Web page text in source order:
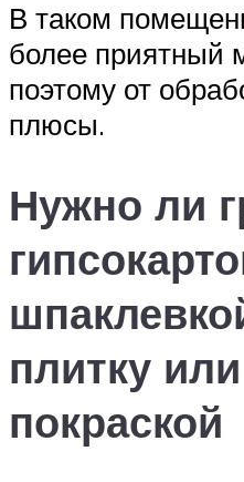
В таком
более приятный
поэтому от
плюсы.
Нужно ли
плитку
покраской